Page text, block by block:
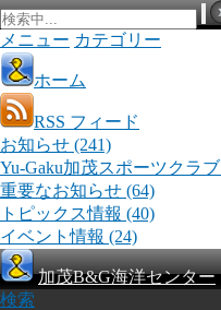
メニュー カテゴリー
ホーム
RSS フィード
お知らせ (241)
Yu-Gaku加茂スポーツクラブ
重要なお知らせ (64)
トピックス情報 (40)
イベント情報 (24)
加茂B&G海洋センター
検索